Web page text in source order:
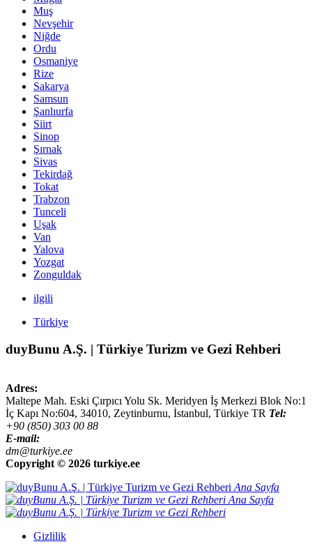
Muş
Nevşehir
Niğde
Ordu
Osmaniye
Rize
Sakarya
Samsun
Şanlıurfa
Siirt
Sinop
Şırnak
Sivas
Tekirdağ
Tokat
Trabzon
Tunceli
Uşak
Van
Yalova
Yozgat
Zonguldak
ilgili
Türkiye
duyBunu A.Ş. | Türkiye Turizm ve Gezi Rehberi
Adres:
Maltepe Mah. Eski Çırpıcı Yolu Sk. Meridyen İş Merkezi Blok No:1
İç Kapı No:604, 34010, Zeytinburnu, İstanbul, Türkiye TR Tel:
+90 (850) 303 00 88
E-mail:
dm@turkiye.ee
Copyright © 2026 turkiye.ee
Ana Sayfa
Ana Sayfa
Gizlilik